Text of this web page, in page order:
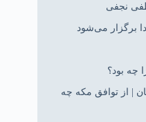
نجفی
برگزار می‌شود
چه بود؟
| از توافق مکه چه